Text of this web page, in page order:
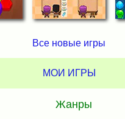
Все новые игры
МОИ ИГРЫ
Жанры